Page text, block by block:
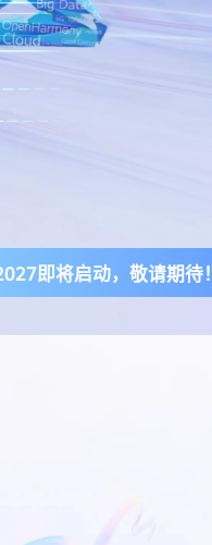
即将启动，敬请期待！